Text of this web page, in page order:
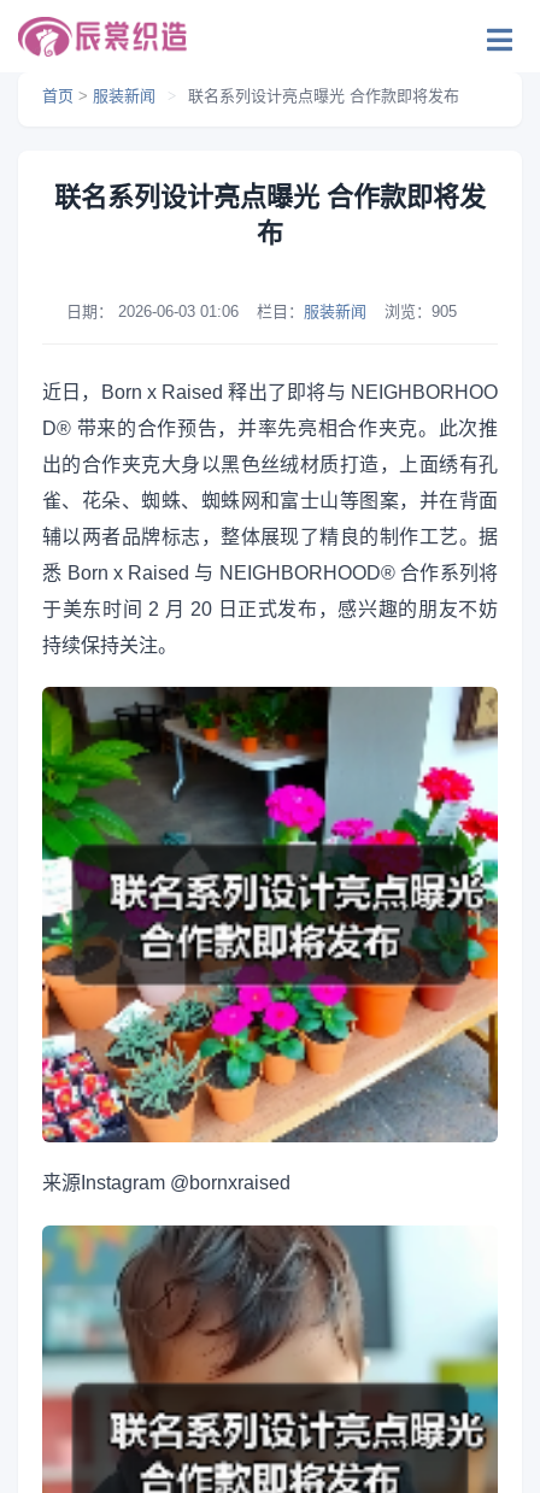
首页 > 服装新闻 > 联名系列设计亮点曝光 合作款即将发布
联名系列设计亮点曝光 合作款即将发
布
日期： 2026-06-03 01:06 栏目： 服装新闻 浏览： 905
近日，Born x Raised 释出了即将与 NEIGHBORHOO
D® 带来的合作预告，并率先亮相合作夹克。此次推
出的合作夹克大身以黑色丝绒材质打造，上面绣有孔
雀、花朵、蜘蛛、蜘蛛网和富士山等图案，并在背面
辅以两者品牌标志，整体展现了精良的制作工艺。据
悉 Born x Raised 与 NEIGHBORHOOD® 合作系列将
于美东时间 2 月 20 日正式发布，感兴趣的朋友不妨
持续保持关注。
来源 Instagram @bornxraised